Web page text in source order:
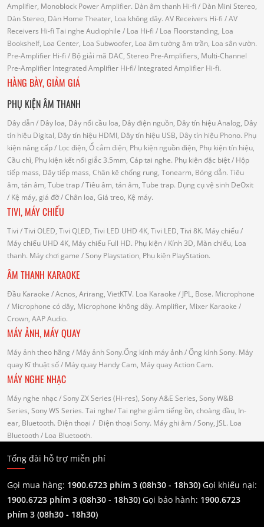
Amplifier, Monoblock Power Amplifier. Dàn âm thanh Hi-fi / Dàn Mini Stereo,
Dàn Stereo, Dàn Home Theater, Loa không dây. AV Receivers Hi-fi / AV
Receivers Hi-fi Tai nghe Audiophile / Loa Hi-fi / Loa Floorstanding, Loa
Bookshelf, Loa Center, Loa Subwoofer, Loa âm tường âm trần, Loa sân vườn.
Pre-Amplifier Hi-fi / Bộ giải mã DAC, Stereo Pre-Amplifiers, Multi-Channel
Pre-Amplifier Integrated Amplifier Hi-fi/ Integrated Amplifier Hi-fi.
HÀNG BÀY, GIẢM GIÁ
PHỤ KIỆN ÂM THANH
Dây dẫn/ Dây loa, Dây nối cầu loa, Dây điện nguồn, Dây tín hiệu Analog, Dây
tín hiệu Digital, Dây tín hiệu HDMI, Dây tín hiệu USB, Dây tín hiệu Phono. Phụ
kiện nâng cấp/ Lọc điện, Ổ cắm điện, Phụ kiện nguồn điện, Phụ kiện tín hiệu,
Cầu chì, Phụ kiện kết nối giắc 3.5mm, Cáp tai nghe. Phụ kiện đặc biệt/ Hộp
tiếp mass, Dây tiếp mass, Chân kê chống rung, Tonearm, Bóng dẫn. Tiêu
âm, tán âm, Tube trap/ Tiêu âm, tán âm, Tube trap. Dụng cụ vệ sinh DeOxit
/ Kệ máy, giá đỡ/ Chân loa, Giá treo, Kệ máy.
TIVI, MÁY CHIẾU
Tivi / Tivi OLED, Tivi QLED, Tivi LED UHD 4K, Tivi LED, Tivi 8K. Máy chiếu/
Máy chiếu UHD 4K, Máy chiếu Full HD. Phụ kiện/ Kính 3D, Màn chiếu, Loa
thanh. Máy chơi game / Sony Playstation, Phụ kiện PlayStation.
ÂM THANH KARAOKE
Đầu Karaoke / Acnos, Arirang, VietKTV. Loa Karaoke / JPL, Bose. Microphone
/ Microphone có dây, Microphone không dây. Amplifier, Mixer Karaoke /
Crown, AAP Audio.
MÁY ẢNH, MÁY QUAY
Máy ảnh theo hãng / Máy ảnh Sony.Ống kính máy ảnh / Ống kính Sony. Máy
quay Kĩ thuật số/ Máy quay Handy Cam, Máy quay Action Cam.
MÁY NGHE NHẠC
Máy nghe nhạc / Sony ZX Series (Hi-res), Sony A&E Series, Sony W&B
Series, Sony WS Series. Tai nghe/ Tai nghe giảm tiếng ồn, choàng đầu, In-
ear, Bluetooth. Điện thoại / Điện thoại Sony. Máy ghi âm / Sony, JSL. Loa
Bluetooth/ Loa Bluetooth.
Tổng đài hỗ trợ miễn phí
Gọi mua hàng: 1900.6723 phím 3 (08h30 - 18h30) Gọi khiếu nại:
1900.6723 phím 3 (08h30 - 18h30) Gọi bảo hành: 1900.6723
phím 3 (08h30 - 18h30)